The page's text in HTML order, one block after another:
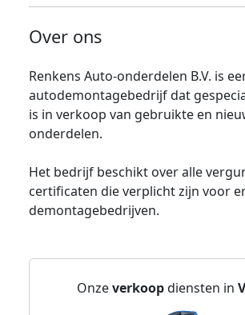
Over ons
Renkens Auto-onderdelen B.V. is
autodemontagebedrijf dat
is in verkoop van gebruikte en
onderdelen.
Het bedrijf beschikt over alle
certificaten die verplicht zijn voor
demontagebedrijven.
Onzeverkoopdiensten in